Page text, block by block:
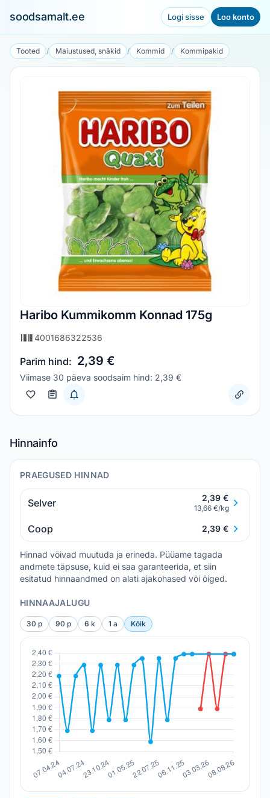
soodsamalt.ee Logi sisse Loo konto
Tooted / Maiustused, snäkid / Kommid / Kommipakid
Haribo Kummikomm Konnad 175g
4001686322536
Parim hind: 2,39 €
Viimase 30 päeva soodsaim hind: 2,39 €
Hinnainfo
PRAEGUSED HINNAD
Selver 2,39 €
13,66 €/kg
Coop 2,39 €
Hinnad võivad muutuda ja erineda. Püüame tagada
andmete täpsuse, kuid ei saa garanteerida, et siin
esitatud hinnaandmed on alati ajakohased või õiged.
HINNAAJALUGU
30 p 90 p 6 k 1 a Kõik